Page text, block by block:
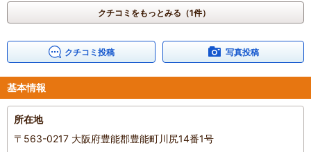
投稿日
クチコミをもっとみる（1件）
クチコミ投稿 写真投稿
基本情報
所在地
〒563-0217 大阪府豊能郡豊能町川尻14番1号